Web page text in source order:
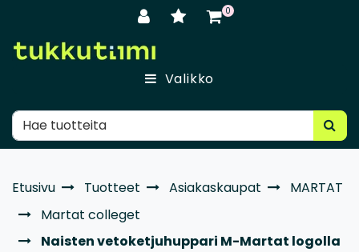
0
Valikko
Etusivu Tuotteet Asiakaskaupat
MARTAT
Martat colleget
Naisten vetoketjuhuppari M-Martat logolla